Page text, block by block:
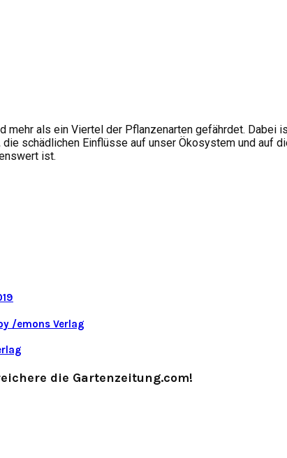
mehr als ein Viertel der Pflanzenarten gefährdet.
schädlichen Einflüsse auf unser Ökosystem und auf
ist.
/emons Verlag
die Gartenzeitung.com!